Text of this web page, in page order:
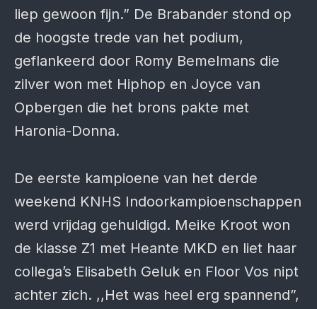
liep gewoon fijn.” De Brabander stond op
de hoogste trede van het podium,
geflankeerd door Romy Bemelmans die
zilver won met Hiphop en Joyce van
Opbergen die het brons pakte met
Haronia-Donna.
De eerste kampioene van het derde
weekend KNHS Indoorkampioenschappen
werd vrijdag gehuldigd. Meike Kroot won
de klasse Z1 met Heante MKD en liet haar
collega’s Elisabeth Geluk en Floor Vos nipt
achter zich. ,,Het was heel erg spannend”,